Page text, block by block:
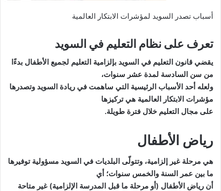
أسباب تصدر السويد لمؤشرات الابتكار العالمية
تعرف على نظام التعليم في السويد
يقضي قانون التعليم في السويد بإلزامية التعليم لجميع الأطفال بدءًا
من سن السادسة لمدة عشر سنوات،
ولعله أحد الأسباب الرئيسية التي ساهمت في ريادة السويد وتصدرها
مؤشرات الابتكار العالمية هي تركيزها
على مجال التعليم خلال فترة طويلة.
رياض الأطفال
هي مرحلة غير إلزامية، وتتولّى البلديات في السويد مسؤولية توفيرها
ما بين عمر السنة والخمس سنوات؛ أي
أن رياض الأطفال (أو مرحلة ما قبل المدرسة الإلزامية) غير متاحة